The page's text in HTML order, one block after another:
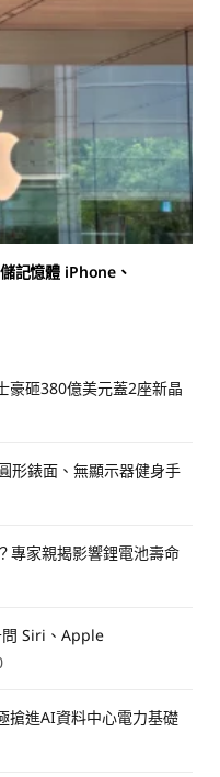
記憶體 iPhone、
豪砸380億美元蓋2座新晶
形錶面、無顯示器健身手
專家親揭影響鋰電池壽命
問 Siri、Apple
搶進AI資料中心電力基礎